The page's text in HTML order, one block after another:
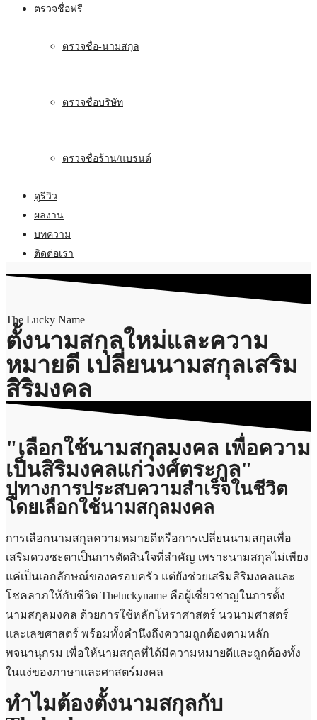
ตรวจชื่อฟรี
ตรวจชื่อ-นามสกุล
ตรวจชื่อบริษัท
ตรวจชื่อร้าน/แบรนด์
ดูรีวิว
ผลงาน
บทความ
ติดต่อเรา
The Lucky Name
ตั้งนามสกุลใหม่และความ
หมายดี เปลี่ยนนามสกุลเสริม
สิริมงคล
"เลือกใช้นามสกุลมงคล เพื่อความ
เป็นสิริมงคลแก่วงศ์ตระกูล"
ปูทางการประสบความสำเร็จในชีวิต
โดยเลือกใช้นามสกุลมงคล
การเลือกนามสกุลความหมายดีหรือการเปลี่ยนนามสกุลเพื่อ
เสริมดวงชะตาเป็นการตัดสินใจที่สำคัญ เพราะนามสกุลไม่เพียง
แค่เป็นเอกลักษณ์ของครอบครัว แต่ยังช่วยเสริมสิริมงคลและ
โชคลาภให้กับชีวิต Theluckyname คือผู้เชี่ยวชาญในการตั้ง
นามสกุลมงคล ด้วยการใช้หลักโหราศาสตร์ นวนามศาสตร์
และเลขศาสตร์ พร้อมทั้งคำนึงถึงความถูกต้องตามหลัก
พจนานุกรม เพื่อให้นามสกุลที่ได้มีความหมายดีและถูกต้องทั้ง
ในแง่ของภาษาและศาสตร์มงคล
ทำไมต้องตั้งนามสกุลกับ